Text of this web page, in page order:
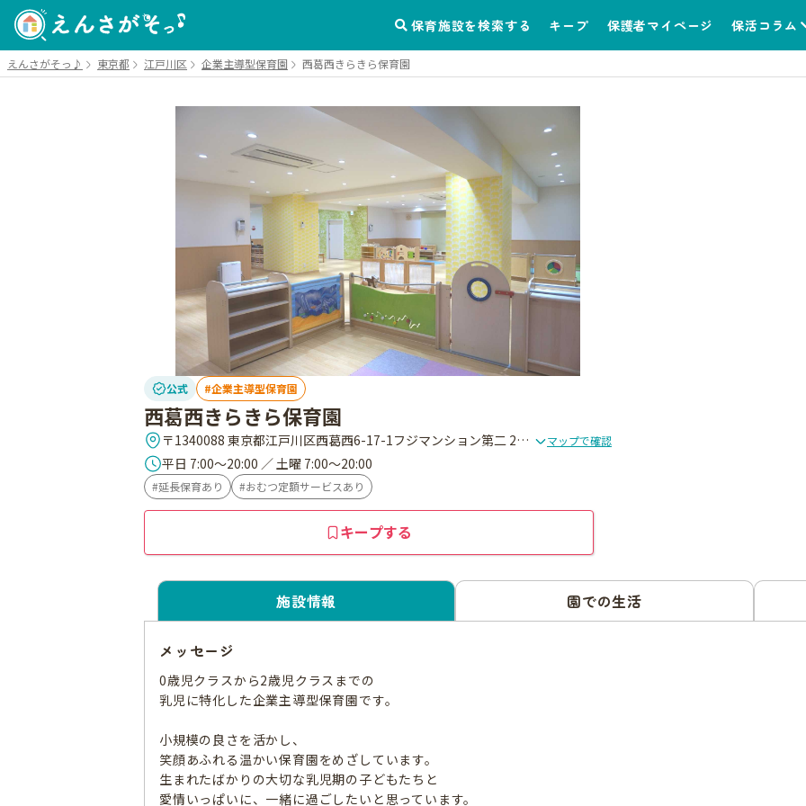
保育施設を検索する キープ 保護者マイページ 保活コラム
えんさがそっ♪ 東京都 江戸川区 企業主導型保育園 西葛西きらきら保育園
公式 企業主導型保育園
西葛西きらきら保育園
〒1340088 東京都江戸川区西葛西6-17-1フジマンション第二 206号室 マップで確認
平日 7:00～20:00 ／ 土曜 7:00～20:00
延長保育あり おむつ定額サービスあり
キープする
施設情報 園での生活
メッセージ
0歳児クラスから2歳児クラスまでの
乳児に特化した企業主導型保育園です。
小規模の良さを活かし、
笑顔あふれる温かい保育園をめざしています。
生まれたばかりの大切な乳児期の子どもたちと
愛情いっぱいに、一緒に過ごしたいと思っています。